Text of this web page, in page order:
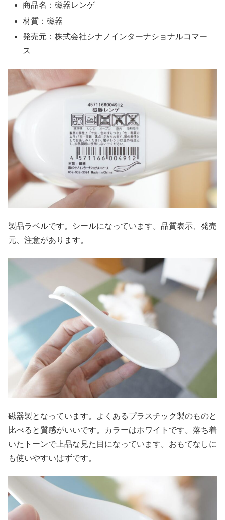
商品名：磁器レンゲ
材質：磁器
発売元：株式会社シナノインターナショナルコマー
ス
製品ラベルです。シールになっています。品質表示、発売
元、注意があります。
磁器製となっています。よくあるプラスチック製のものと
比べると質感がいいです。カラーはホワイトです。落ち着
いたトーンで上品な見た目になっています。おもてなしに
も使いやすいはずです。